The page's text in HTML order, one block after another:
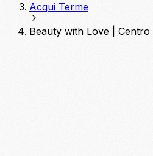
Acqui Terme
Beauty with Love | Centro